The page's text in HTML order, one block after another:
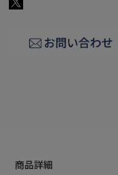
商品詳細